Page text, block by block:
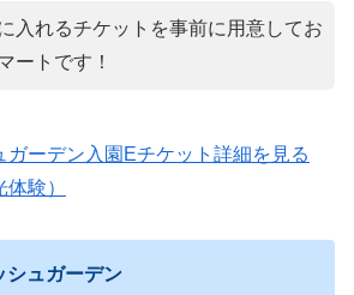
入れるチケットを事前に用意してお
ートです！
ガーデン入園Eチケット詳細を見る
験）
シュガーデン